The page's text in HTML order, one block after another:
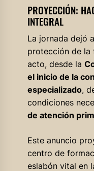
PROYECCIÓN:
INTEGRAL
La jornada dejó
protección de la
acto, desde la
el inicio de la
especializado,
condiciones
de atención
Este anuncio
centro de
eslabón vital en